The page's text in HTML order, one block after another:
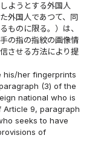
ようとする外国人
外国人であつて、同
ものに限る。）は、
の指の指紋の画像情
させる方法により提
his/her fingerprints
(3) of the
national who is
Article 9, paragraph
seeks to have
of